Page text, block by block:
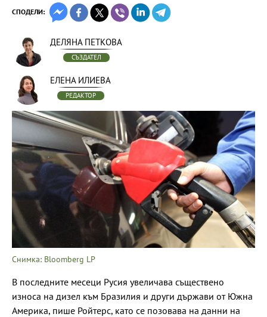
СПОДЕЛИ:
ДЕЛЯНА ПЕТКОВА
СЪЗДАТЕЛ
ЕЛЕНА ИЛИЕВА
РЕДАКТОР
Снимка: Bloomberg LP
В последните месеци Русия увеличава съществено
износа на дизел към Бразилия и други държави от Южна
Америка, пише Ройтерс, като се позовава на данни на